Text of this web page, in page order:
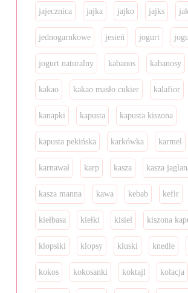
jajecznica jajka jajko jajks
jednogarnkowe jesień jogurt
jogurt naturalny kabanos kabanosy
kakao kakao masło cukier kalafior
kanapki kapusta kapusta kiszona
kapusta pekińska karkówka karmel
karnawał karp kasza kasza
kasza manna kawa kebab kefir
kiełbasa kiełki kisiel kiszona
klopsiki klopsy kluski knedle
kokos kokosanki koktajl kolacja